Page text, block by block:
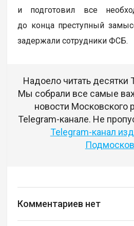
и подготовил все
до конца преступный
задержали сотрудники ФСБ.
Надоело читать десятки
Мы собрали все самые
новости Московского
Telegram-канале. Не
Telegram-канал
Комментариев нет